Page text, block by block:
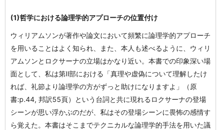
(1)哲学における論理学的アプローチの位置付け
ウィリアムソンが著作や論文において頻繁に論理学的アプローチ
を用いることはよく知られ、また、本人も述べるように、ウィリ
アムソンとロクサーナの立場はかなり近い。本書での印象深い場
面として、私は第Ⅱ部における「真理や虚偽について理解したけ
れば、礼節より論理学の方がずっと助けになりますよ」（原
書:p.44, 邦訳55頁）という台詞と共に現れるロクサーナの登場
シーンが思い浮かぶのだが、私はその登場シーンに畏怖の感情す
ら覚えた。本書はそこまでテクニカルな論理学的手法を用いた議